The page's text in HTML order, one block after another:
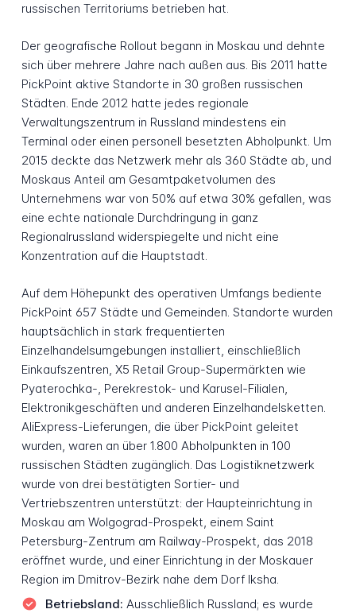
russischen Territoriums betrieben hat.
Der geografische Rollout begann in Moskau und dehnte
sich über mehrere Jahre nach außen aus. Bis 2011 hatte
PickPoint aktive Standorte in 30 großen russischen
Städten. Ende 2012 hatte jedes regionale
Verwaltungszentrum in Russland mindestens ein
Terminal oder einen personell besetzten Abholpunkt. Um
2015 deckte das Netzwerk mehr als 360 Städte ab, und
Moskaus Anteil am Gesamtpaketvolumen des
Unternehmens war von 50% auf etwa 30% gefallen, was
eine echte nationale Durchdringung in ganz
Regionalrussland widerspiegelte und nicht eine
Konzentration auf die Hauptstadt.
Auf dem Höhepunkt des operativen Umfangs bediente
PickPoint 657 Städte und Gemeinden. Standorte wurden
hauptsächlich in stark frequentierten
Einzelhandelsumgebungen installiert, einschließlich
Einkaufszentren, X5 Retail Group-Supermärkten wie
Pyaterochka-, Perekrestok- und Karusel-Filialen,
Elektronikgeschäften und anderen Einzelhandelsketten.
AliExpress-Lieferungen, die über PickPoint geleitet
wurden, waren an über 1.800 Abholpunkten in 100
russischen Städten zugänglich. Das Logistiknetzwerk
wurde von drei bestätigten Sortier- und
Vertriebszentren unterstützt: der Haupteinrichtung in
Moskau am Wolgograd-Prospekt, einem Saint
Petersburg-Zentrum am Railway-Prospekt, das 2018
eröffnet wurde, und einer Einrichtung in der Moskauer
Region im Dmitrov-Bezirk nahe dem Dorf Iksha.
Betriebsland: Ausschließlich Russland; es wurde